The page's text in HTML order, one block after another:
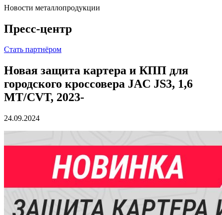
Новости металлопродукции
Пресс-центр
Стать партнёром
Новая защита картера и КПП для
городского кроссовера JAC JS3, 1,6
MT/CVT, 2023-
24.09.2024